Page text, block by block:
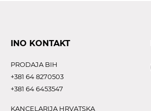
INO KONTAKT
PRODAJA BIH
+381 64 8270503
+381 64 6453547
KANCELARIJA HRVATSKA